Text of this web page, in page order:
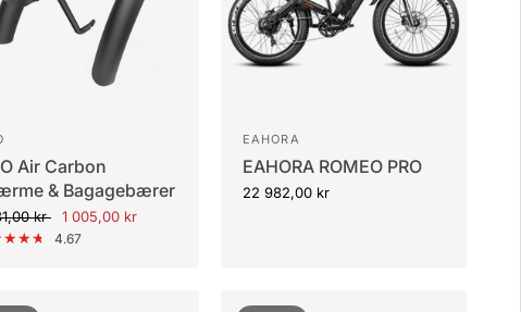
Air Carbon
& Bagagebærer
kr 1 005,00 kr
4.67
EAHORA
EAHORA ROMEO PRO
22 982,00 kr